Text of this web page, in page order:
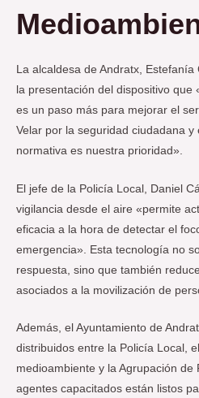
La alcaldesa de Andratx,
la presentación del dispositivo que
es un paso más para mejorar el
Velar por la seguridad ciudadana y
normativa es nuestra prioridad».
El jefe de la Policía Local, Daniel
vigilancia desde el aire «permite
eficacia a la hora de detectar el
emergencia». Esta tecnología no
respuesta, sino que también
asociados a la movilización de
Además, el Ayuntamiento de
distribuidos entre la Policía Local,
medioambiente y la Agrupación de
agentes capacitados están listos